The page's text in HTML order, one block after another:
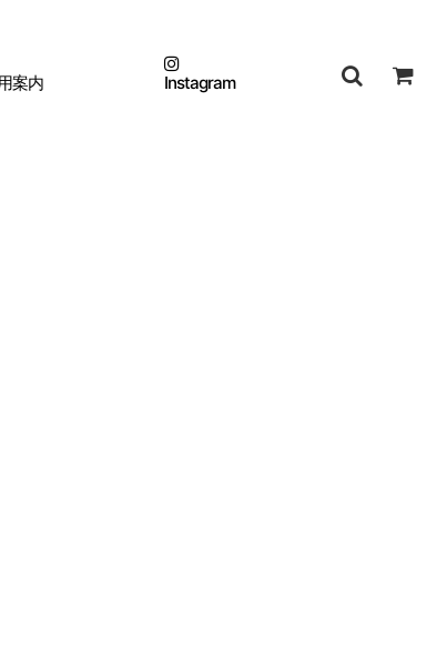
案内 Instagram